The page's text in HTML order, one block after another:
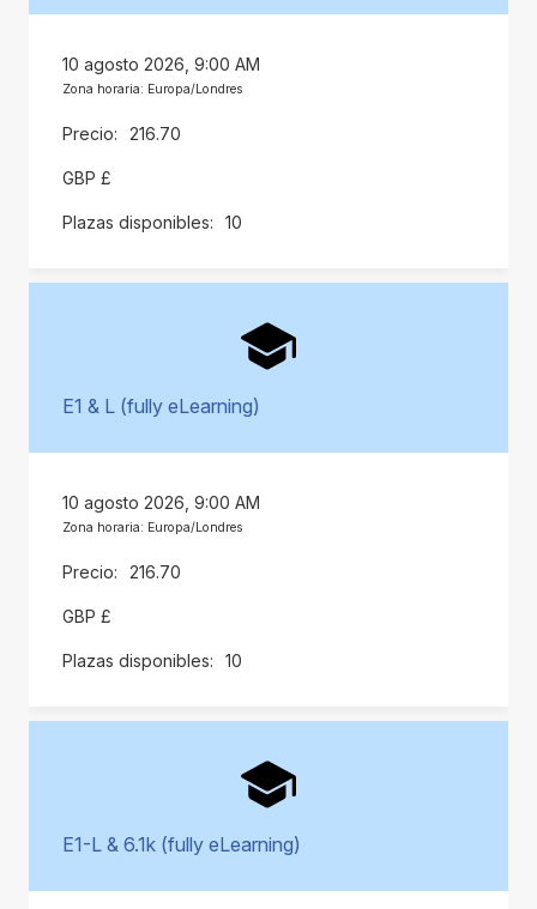
10 agosto 2026, 9:00 AM
Zona horaria: Europa/Londres
216.70
GBP £
10
E1 & L (fully eLearning)
10 agosto 2026, 9:00 AM
Zona horaria: Europa/Londres
216.70
GBP £
10
E1-L & 6.1k (fully eLearning)